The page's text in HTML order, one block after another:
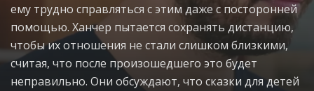
ему трудно справляться с этим даже с посторонней
помощью. Ханчер пытается сохранять дистанцию,
чтобы их отношения не стали слишком близкими,
считая, что после произошедшего это будет
неправильно. Они обсуждают, что сказки для детей